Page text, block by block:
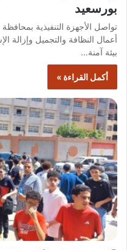
بورسعيد
تواصل الأجهزة التنفيذية
أعمال النظافة والتجميل وإزالة
بيئة آمنة…
أكمل القراءة »